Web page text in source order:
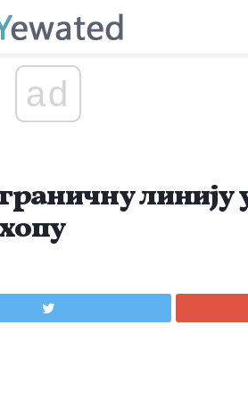
ad
линију